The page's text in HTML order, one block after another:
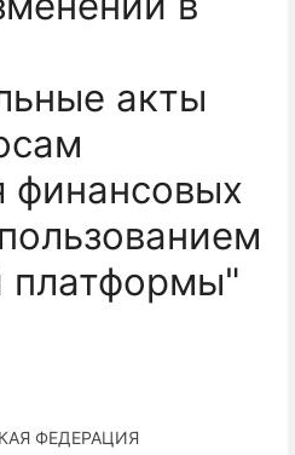
акты
финансовых
платформы"
ФЕДЕРАЦИЯ